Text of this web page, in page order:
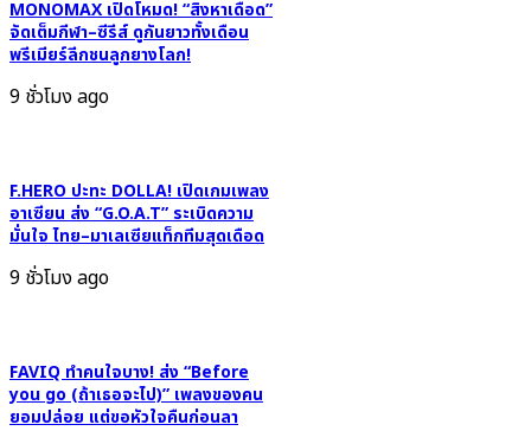
เก๋า
ยุค
60
พุ่ง
1
แบบ
ความ
MONOMAX เปิดโหมด! “สิงหาเดือด”
จัดเต็มกีฬา–ซีรีส์ ดูกันยาวทั้งเดือน
พรีเมียร์ลีกชนลูกยางโลก!
9 ชั่วโมง ago
F.HERO ปะทะ DOLLA! เปิดเกมเพลง
อาเซียน ส่ง “G.O.A.T” ระเบิดความ
มั่นใจ ไทย–มาเลเซียแท็กทีมสุดเดือด
9 ชั่วโมง ago
FAVIQ ทำคนใจบาง! ส่ง “Before
you go (ถ้าเธอจะไป)” เพลงของคน
ยอมปล่อย แต่ขอหัวใจคืนก่อนลา